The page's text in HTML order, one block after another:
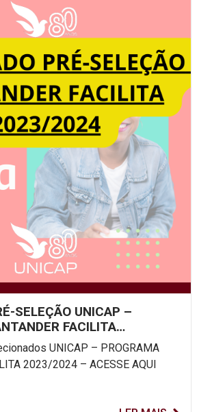
SELEÇÃO UNICAP –
FACILITA
UNICAP – PROGRAMA
2023/2024 – ACESSE AQUI